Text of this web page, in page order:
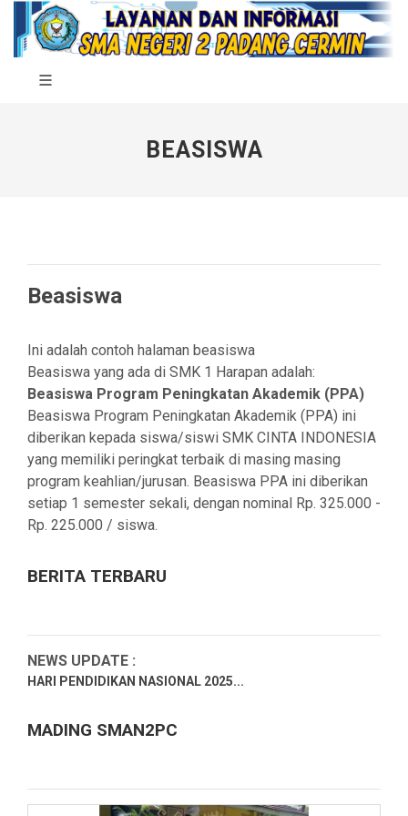
BEASISWA
Beasiswa
Ini adalah contoh halaman beasiswa
Beasiswa yang ada di SMK 1 Harapan adalah:
Beasiswa Program Peningkatan Akademik (PPA)
Beasiswa Program Peningkatan Akademik (PPA) ini
diberikan kepada siswa/siswi SMK CINTA INDONESIA
yang memiliki peringkat terbaik di masing masing
program keahlian/jurusan. Beasiswa PPA ini diberikan
setiap 1 semester sekali, dengan nominal Rp. 325.000 -
Rp. 225.000 / siswa.
BERITA TERBARU
NEWS UPDATE :
HARI PENDIDIKAN NASIONAL 2025...
PENGUMUMAN PENGAMBILAN IJAZAH SEMUA ALUMNI
SMAN 2 PADANG CER...
MADING SMAN2PC